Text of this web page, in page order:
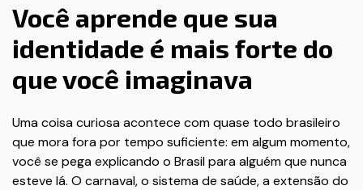
Você aprende que sua
identidade é mais forte do
que você imaginava
Uma coisa curiosa acontece com quase todo brasileiro
que mora fora por tempo suficiente: em algum momento,
você se pega explicando o Brasil para alguém que nunca
esteve lá. O carnaval, o sistema de saúde, a extensão do